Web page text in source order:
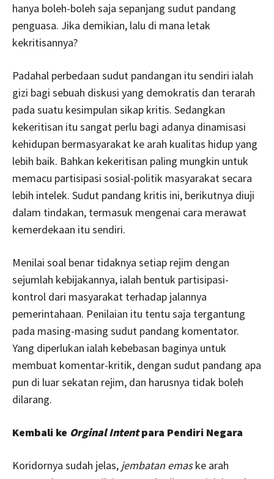
hanya boleh-boleh saja sepanjang sudut pandang
penguasa. Jika demikian, lalu di mana letak
kekritisannya?
Padahal perbedaan sudut pandangan itu sendiri ialah
gizi bagi sebuah diskusi yang demokratis dan terarah
pada suatu kesimpulan sikap kritis. Sedangkan
kekeritisan itu sangat perlu bagi adanya dinamisasi
kehidupan bermasyarakat ke arah kualitas hidup yang
lebih baik. Bahkan kekeritisan paling mungkin untuk
memacu partisipasi sosial-politik masyarakat secara
lebih intelek. Sudut pandang kritis ini, berikutnya diuji
dalam tindakan, termasuk mengenai cara merawat
kemerdekaan itu sendiri.
Menilai soal benar tidaknya setiap rejim dengan
sejumlah kebijakannya, ialah bentuk partisipasi-
kontrol dari masyarakat terhadap jalannya
pemerintahaan. Penilaian itu tentu saja tergantung
pada masing-masing sudut pandang komentator.
Yang diperlukan ialah kebebasan baginya untuk
membuat komentar-kritik, dengan sudut pandang apa
pun di luar sekatan rejim, dan harusnya tidak boleh
dilarang.
Kembali ke Orginal Intentpara Pendiri Negara
Koridornya sudah jelas, jembatan emaske arah